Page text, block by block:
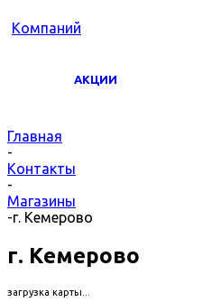
АКЦИИ
Главная
-
Контакты
-
Магазины
-г. Кемерово
г. Кемерово
загрузка карты...